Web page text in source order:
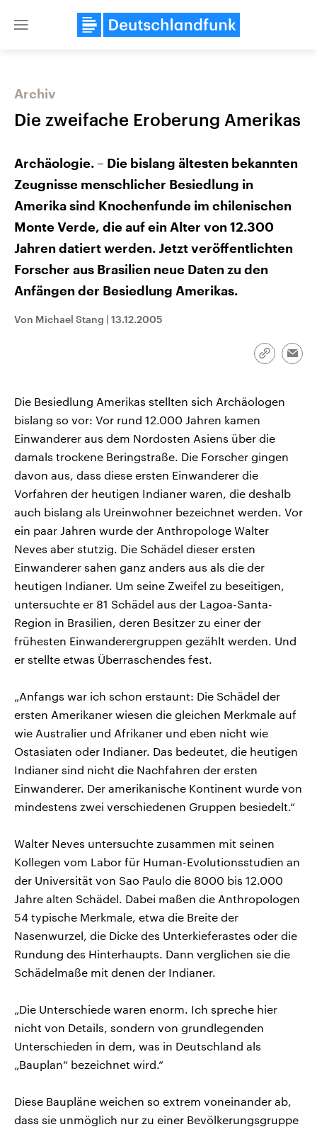
Close
Landtagswahl Sachsen-Anhalt
Alle Informationen
September 2026 einen neuen
Bundesland von einer Koalition aus
CDU, SPD und FDP regiert.-
USA
Hintergründe
gehören die Vereinigten
Archiv
Die zweifache Eroberung Amerikas
Archäologie. – Die bislang ältesten bekannten
Zeugnisse menschlicher Besiedlung in
Amerika sind Knochenfunde im chilenischen
Monte Verde, die auf ein Alter von 12.300
Jahren datiert werden. Jetzt veröffentlichten
Forscher aus Brasilien neue Daten zu den
Anfängen der Besiedlung Amerikas.
Von Michael Stang | 13.12.2005
Link
Die Besiedlung Amerikas stellten sich Archäologen
bislang so vor: Vor rund 12.000 Jahren kamen
Einwanderer aus dem Nordosten Asiens über die
damals trockene Beringstraße. Die Forscher gingen
davon aus, dass diese ersten Einwanderer die
Vorfahren der heutigen Indianer waren, die deshalb
auch bislang als Ureinwohner bezeichnet werden. Vor
ein paar Jahren wurde der Anthropologe Walter
Neves aber stutzig. Die Schädel dieser ersten
Einwanderer sahen ganz anders aus als die der
heutigen Indianer. Um seine Zweifel zu beseitigen,
untersuchte er 81 Schädel aus der Lagoa-Santa-
Region in Brasilien, deren Besitzer zu einer der
frühesten Einwanderergruppen gezählt werden. Und
er stellte etwas Überraschendes fest.
„Anfangs war ich schon erstaunt: Die Schädel der
ersten Amerikaner wiesen die gleichen Merkmale auf
wie Australier und Afrikaner und eben nicht wie
Ostasiaten oder Indianer. Das bedeutet, die heutigen
Indianer sind nicht die Nachfahren der ersten
Einwanderer. Der amerikanische Kontinent wurde von
mindestens zwei verschiedenen Gruppen besiedelt.“
Walter Neves untersuchte zusammen mit seinen
Kollegen vom Labor für Human-Evolutionsstudien an
der Universität von Sao Paulo die 8000 bis 12.000
Jahre alten Schädel. Dabei maßen die Anthropologen
54 typische Merkmale, etwa die Breite der
Nasenwurzel, die Dicke des Unterkieferastes oder die
Rundung des Hinterhaupts. Dann verglichen sie die
Schädelmaße mit denen der Indianer.
„Die Unterschiede waren enorm. Ich spreche hier
nicht von Details, sondern von grundlegenden
Unterschieden in dem, was in Deutschland als
„Bauplan“ bezeichnet wird.“
Diese Baupläne weichen so extrem voneinander ab,
dass sie unmöglich nur zu einer Bevölkerungsgruppe